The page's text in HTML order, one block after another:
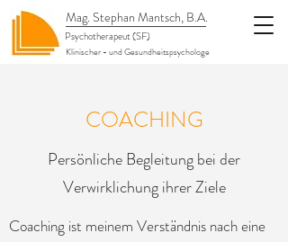
Mag. Stephan Mantsch, B.A.
Psychotherapeut (SF)
Klinischer - und Gesundheitspsychologe
COACHING
Persönliche Begleitung bei der
Verwirklichung ihrer Ziele
Coaching ist meinem Verständnis nach eine